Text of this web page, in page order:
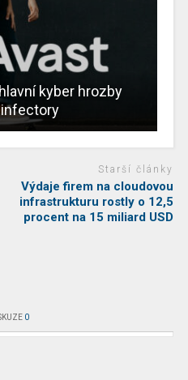
kyber hrozby
Starší články
Výdaje firem na cloudovou
infrastrukturu rostly o 12,5
procent na 15 miliard USD
0